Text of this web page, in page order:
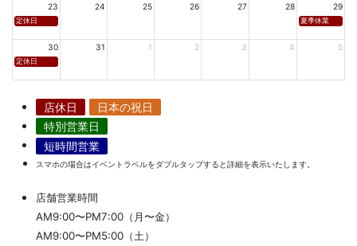
23 24 25 26 27 28 29
定休日 夏季休業
30 31 1 2 3 4 5
定休日
店休日
日本の祝日
特別営業日
短時間営業
スマホの場合はイベントラベルをダブルタップすると詳細を表示いたします。
店舗営業時間
AM9:00〜PM7:00（月〜金）
AM9:00〜PM5:00（土）